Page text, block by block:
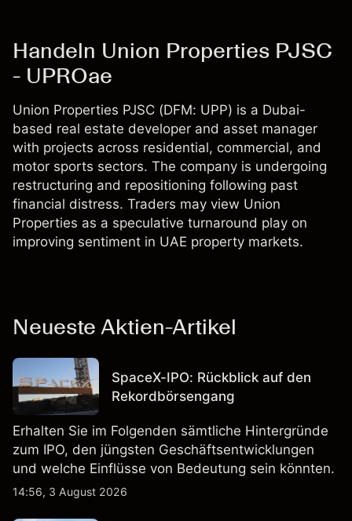
Handeln Union Properties PJSC
- UPROae
Union Properties PJSC (DFM: UPP) is a Dubai-
based real estate developer and asset manager
with projects across residential, commercial, and
motor sports sectors. The company is undergoing
restructuring and repositioning following past
financial distress. Traders may view Union
Properties as a speculative turnaround play on
improving sentiment in UAE property markets.
Neueste Aktien-Artikel
SpaceX-IPO: Rückblick auf den
Rekordbörsengang
Erhalten Sie im Folgenden sämtliche Hintergründe
zum IPO, den jüngsten Geschäftsentwicklungen
und welche Einflüsse von Bedeutung sein könnten.
14:56, 3 August 2026